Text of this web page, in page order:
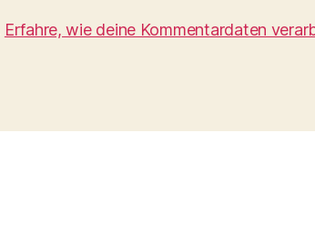
Erfahre, wie deine Kommentardaten